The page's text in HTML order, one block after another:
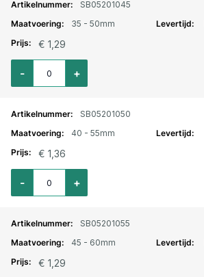
SB05201045
35 - 50mm
€ 1,29
Aantal voor Slangklem Jubilee verzinkt 35-50mm
+
-
SB05201050
40 - 55mm
€ 1,36
Aantal voor Slangklem Jubilee verzinkt 40-55mm
+
-
SB05201055
45 - 60mm
€ 1,29